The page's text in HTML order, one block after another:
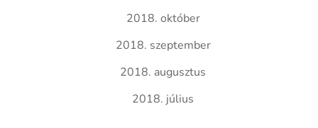
2018. október
2018. szeptember
2018. augusztus
2018. július